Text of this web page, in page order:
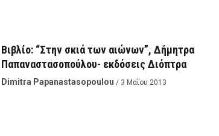
Βιβλίο: “Στην σκιά των αιώνων”, Δήμητρα
Παπαναστασοπούλου- εκδόσεις Διόπτρα
Dimitra Papanastasopoulou / 3 Μαΐου 2013